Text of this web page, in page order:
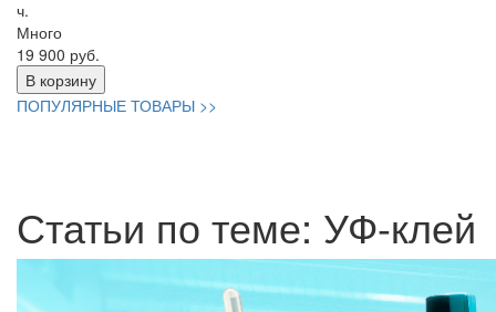
ч.
Много
19 900 руб.
В корзину
ПОПУЛЯРНЫЕ ТОВАРЫ >>
Статьи по теме: УФ-клей